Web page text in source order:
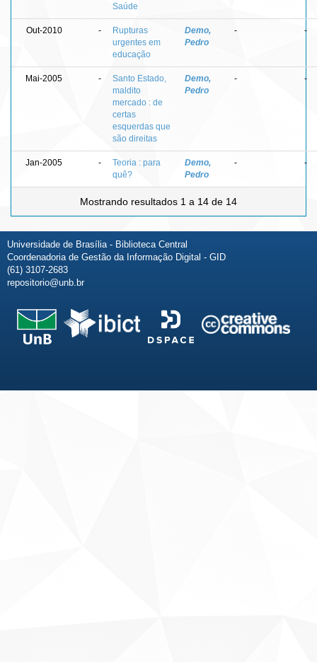
Saúde
Out-2010 -
Rupturas
urgentes em
educação
Demo,
Pedro
- -
Mai-2005 -
Santo Estado,
maldito
mercado : de
certas
esquerdas que
são direitas
Demo,
Pedro
- -
Jan-2005 -
Teoria : para
quê?
Demo,
Pedro
- -
Mostrando resultados 1 a 14 de 14
Universidade de Brasília - Biblioteca Central
Coordenadoria de Gestão da Informação Digital - GID
(61) 3107-2683
repositorio@unb.br